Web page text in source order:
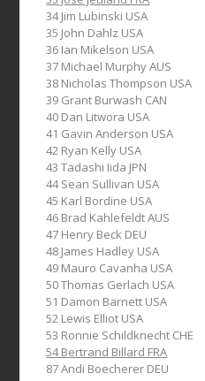
34 Jim Lubinski USA
35 John Dahlz USA
36 Ian Mikelson USA
37 Michael Murphy AUS
38 Nicholas Thompson USA
39 Grant Burwash CAN
40 Dan Litwora USA
41 Gavin Anderson USA
42 Ryan Kelly USA
43 Tadashi Iida JPN
44 Sean Sullivan USA
45 Karl Bordine USA
46 Brad Kahlefeldt AUS
47 Henry Beck DEU
48 James Hadley USA
49 Mauro Cavanha USA
50 Thomas Gerlach USA
51 Damon Barnett USA
52 Lewis Elliot USA
53 Ronnie Schildknecht CHE
54 Bertrand Billard FRA
87 Andi Boecherer DEU